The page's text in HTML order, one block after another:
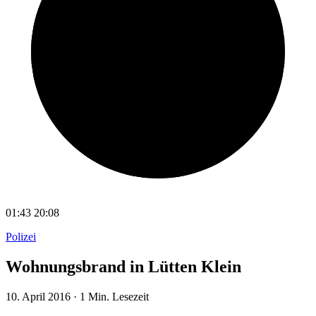
01:43 20:08
Polizei
Wohnungsbrand in Lütten Klein
10. April 2016 · 1 Min. Lesezeit